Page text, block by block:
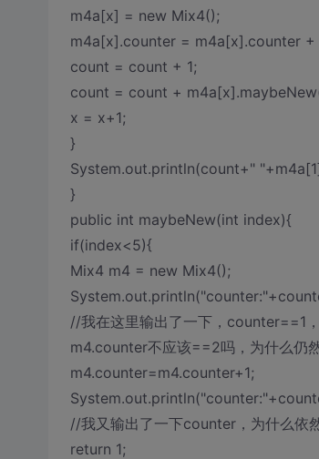
m4a[x] = new Mix4();
m4a[x].counter = m4a[x].counter +
count = count + 1;
count = count +
x = x+1;
}
System.out.println(count+"
}
public int maybeNew(int index){
if(index<5){
Mix4 m4 = new Mix4();
//我在这里输出了一下，counter==1
m4.counter不应该==2吗，为什么仍
m4.counter=m4.counter+1;
//我又输出了一下counter，为什么依
return 1;